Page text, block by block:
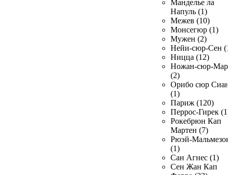
Манделье ла
Напуль (1)
Межев (10)
Монсегюр (1)
Мужен (2)
Нейи-сюр-Сен
Ницца (12)
Ножан-сюр-
(2)
Орибо сюр
(1)
Париж (120)
Перрос-Гирек
Рокебрюн Кап
Мартен (7)
Рюэй-
(1)
Сан Агнес (1)
Сен Жан Кап